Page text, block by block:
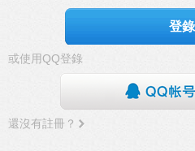
登錄
或使用QQ登錄
還沒有註冊？